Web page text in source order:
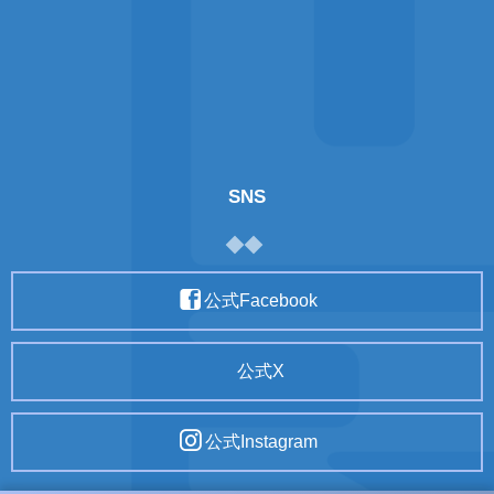
SNS
公式Facebook
公式X
公式Instagram